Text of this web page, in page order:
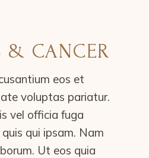
& CANCER
eos et
voluptas pariatur.
vel officia fuga
qui ipsam. Nam
Ut eos quia